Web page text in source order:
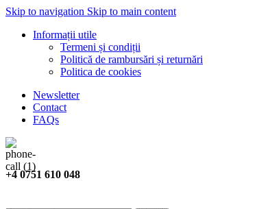
Skip to navigation Skip to main content
Informații utile
Termeni și condiții
Politică de rambursări și returnări
Politica de cookies
Newsletter
Contact
FAQs
+4 0751 610 048